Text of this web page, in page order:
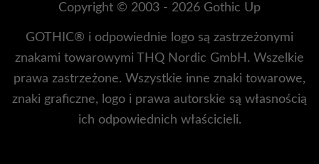
Copyright © 2003 - 2026 Gothic Up
GOTHIC® i odpowiednie logo są zastrzeżonymi
znakami towarowymi THQ Nordic GmbH. Wszelkie
prawa zastrzeżone. Wszystkie inne znaki towarowe,
znaki graficzne, logo i prawa autorskie są własnością
ich odpowiednich właścicieli.